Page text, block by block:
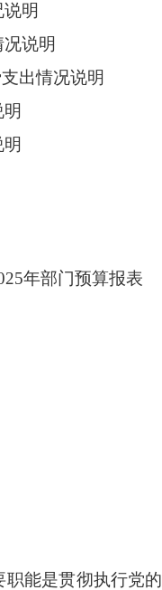
明
说明
出情况说明
年部门预算报表
能是贯彻执行党